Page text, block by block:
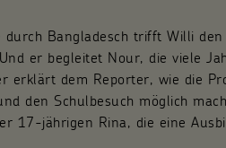
durch Bangladesch trifft Willi
er begleitet Nour, die viele
erklärt dem Reporter, wie die
den Schulbesuch möglich
17-jährigen Rina, die eine